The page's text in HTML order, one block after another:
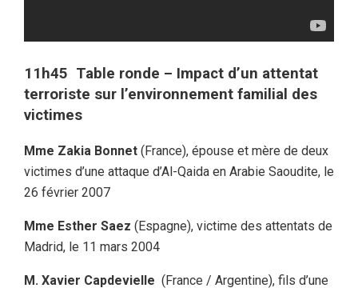
11h45 Table ronde – Impact d’un attentat
terroriste sur l’environnement familial des
victimes
Mme Zakia Bonnet (France), épouse et mère de deux
victimes d’une attaque d’Al-Qaida en Arabie Saoudite, le
26 février 2007
Mme Esther Saez (Espagne), victime des attentats de
Madrid, le 11 mars 2004
M. Xavier Capdevielle (France / Argentine), fils d’une